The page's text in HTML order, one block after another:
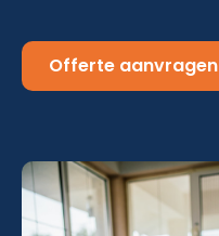
Offerte aanvragen